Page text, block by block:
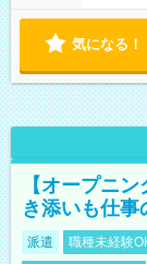
気になる！
【オープニ
き添いも仕事
派遣 職種未経験